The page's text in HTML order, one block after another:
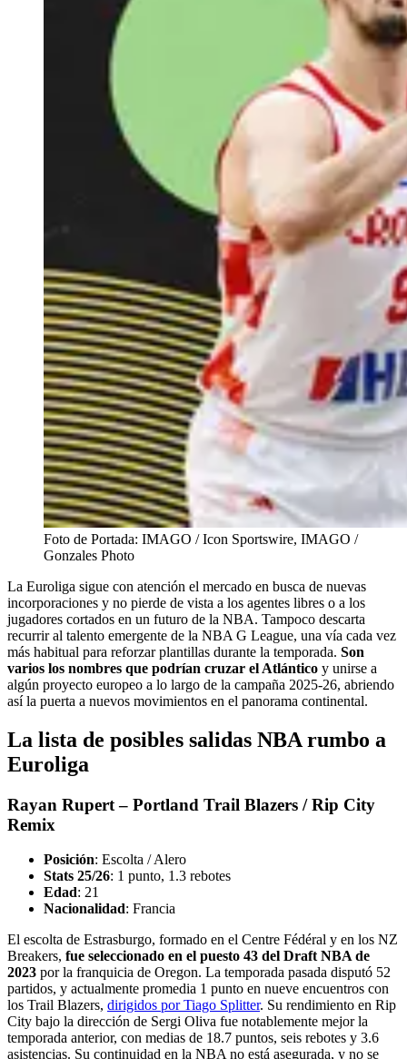
Foto de Portada: IMAGO / Icon Sportswire, IMAGO /
Gonzales Photo
La Euroliga sigue con atención el mercado en busca de nuevas
incorporaciones y no pierde de vista a los agentes libres o a los
jugadores cortados en un futuro de la NBA. Tampoco descarta
recurrir al talento emergente de la NBA G League, una vía cada vez
más habitual para reforzar plantillas durante la temporada. Son
varios los nombres que podrían cruzar el Atlántico y unirse a
algún proyecto europeo a lo largo de la campaña 2025-26, abriendo
así la puerta a nuevos movimientos en el panorama continental.
La lista de posibles salidas NBA rumbo a
Euroliga
Rayan Rupert – Portland Trail Blazers / Rip City
Remix
Posición: Escolta / Alero
Stats 25/26: 1 punto, 1.3 rebotes
Edad: 21
Nacionalidad: Francia
El escolta de Estrasburgo, formado en el Centre Fédéral y en los NZ
Breakers, fue seleccionado en el puesto 43 del Draft NBA de
2023 por la franquicia de Oregon. La temporada pasada disputó 52
partidos, y actualmente promedia 1 punto en nueve encuentros con
los Trail Blazers, dirigidos por Tiago Splitter. Su rendimiento en Rip
City bajo la dirección de Sergi Oliva fue notablemente mejor la
temporada anterior, con medias de 18.7 puntos, seis rebotes y 3.6
asistencias. Su continuidad en la NBA no está asegurada, y no se